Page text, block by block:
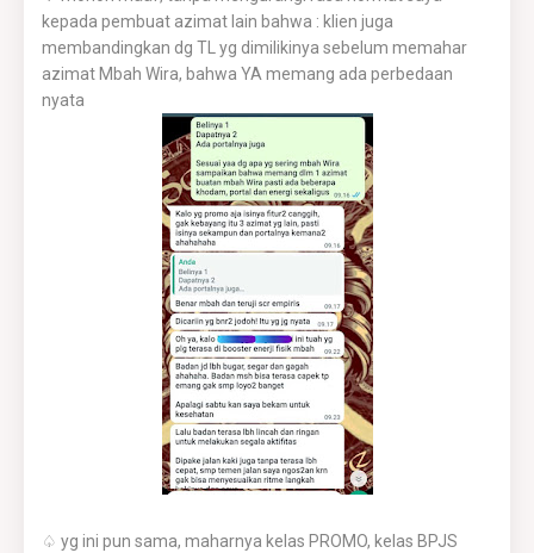
kepada pembuat azimat lain bahwa : klien juga
membandingkan dg TL yg dimilikinya sebelum memahar
azimat Mbah Wira, bahwa YA memang ada perbedaan
nyata
♤ yg ini pun sama, maharnya kelas PROMO, kelas BPJS